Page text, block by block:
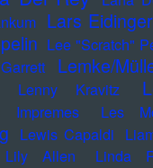
Lars Eidinger
Lee "Scratch"
Lemke/
Lenny Kravitz
Impremes Les
Lewis Capaldi
Lily Allen
Linda